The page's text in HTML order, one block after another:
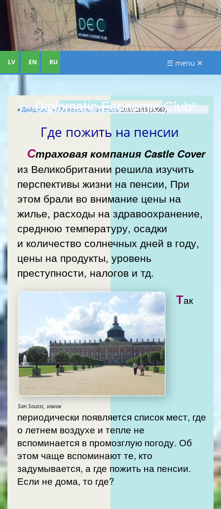
Diplomatic Economic Club®
LV EN RU ☰ menu ✕
»Дайджест»Где пожить на пенсии 29.07.2015 (59667)
Где пожить на пенсии
Страховая компания Castle Cover
из Великобритании решила изучить
перспективы жизни на пенсии, При
этом брали во внимание цены на
жилье, расходы на здравоохранение,
среднюю температуру, осадки
и количество солнечных дней в году,
цены на продукты, уровень
преступности, налогов и тд.
San Soussi, замок
Так
периодически появляется список мест, где
о летнем воздухе и тепле не
вспоминается в промозглую погоду. Об
этом чаще вспоминают те, кто
задумывается, а где пожить на пенсии.
Если не дома, то где?